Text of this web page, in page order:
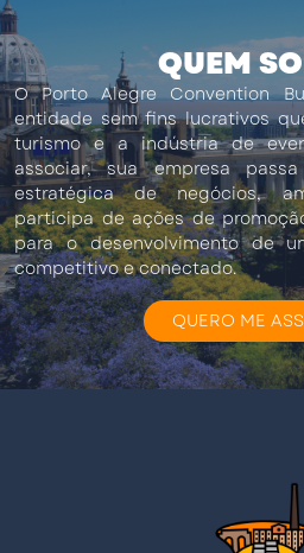
QUEM
O Porto Alegre Convention
entidade sem fins lucrativos
turismo e a indústria de
associar, sua empresa
estratégica de negócios,
participa de ações de
para o desenvolvimento de
competitivo e conectado.
QUERO ME